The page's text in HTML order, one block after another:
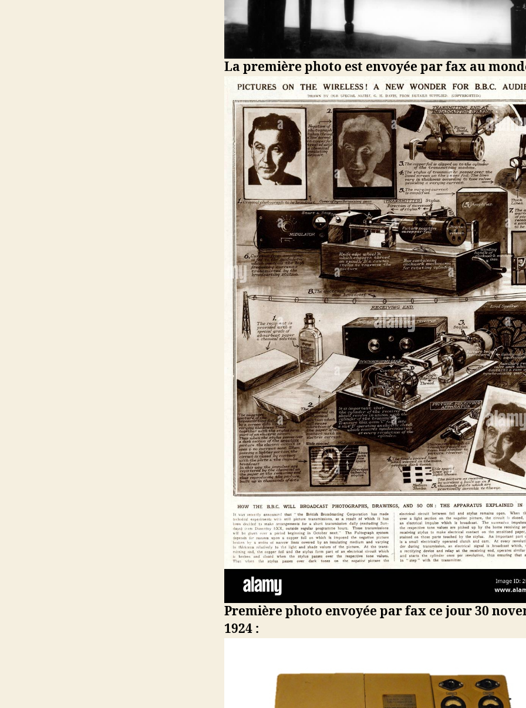
La première photo est envoyée par fax au
Première photo envoyée par fax ce jour 30
1924 :